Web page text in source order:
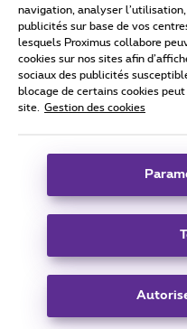
Tous droits réservés. © 2026
Conditions générales, info
Coordonnées de l’entreprise
Boulevard du Roi Albert II
Carrier & Wholesale
|Telindus
|Sitemap
navigation, analyser
publicités sur base de vos
lesquels Proximus collabore
cookies sur nos sites afin
sociaux des publicités
blocage de certains cookies
site.
Gestion des cookies